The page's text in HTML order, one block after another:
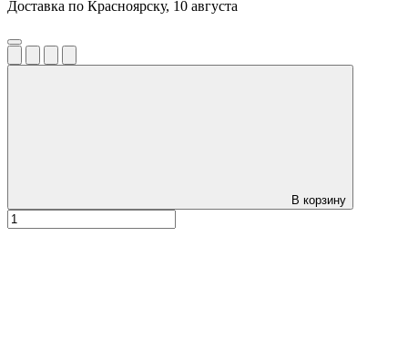
Доставка по Красноярску, 10 августа
В корзину